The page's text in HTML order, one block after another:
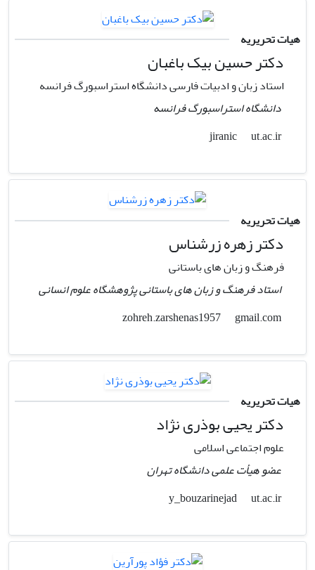
هیات تحریریه
دکتر حسین بیک باغبان
استاد زبان و ادبیات فارسی دانشگاه استراسبورگ فرانسه
دانشگاه استراسبورگ فرانسه
jiranic
ut.ac.ir
هیات تحریریه
دکتر زهره زرشناس
فرهنگ و زبان های باستانی
استاد فرهنگ و زبان های باستانی پژوهشگاه علوم انسانی
gmail.com
هیات تحریریه
دکتر یحیی بوذری نژاد
علوم اجتماعی اسلامی
عضو هیأت علمی دانشگاه تهران
y_bouzarinejad
ut.ac.ir